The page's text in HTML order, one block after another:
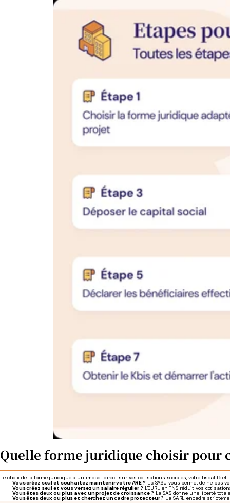
Quelle forme juridique choisir pour
Le choix de la forme juridique a un impact direct sur vos cotisations sociales, votre fiscalité
Vous créez seul et souhaitez maintenir votre ARE ? La SASU vous permet de ne pas
Vous créez seul et vous versez un salaire régulier ? L'EURL en TNS réduit vos
Vous êtes deux ou plus avec un projet de croissance ? La SAS donne une liberté
Vous êtes deux ou plus et cherchez un cadre protecteur ? La SARL encadre